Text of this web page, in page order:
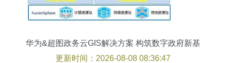
华为&超图政务云GIS解决方案 构筑数字政府新基
石
更新时间：2026-08-08 08:36:47